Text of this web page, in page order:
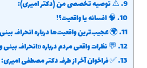
9. ⚠️ توصیه تخصصی من (دکتر امیری):
10. 🧠 افسانه یا واقعیت؟!
11. 🌍 عجیب‌ترین واقعیت‌ها درباره انحراف بینی
12. 💬 نظرات واقعی مردم درباره «انحراف
13. ✅ فراخوان آخر از طرف دکتر مصطفی امیری: